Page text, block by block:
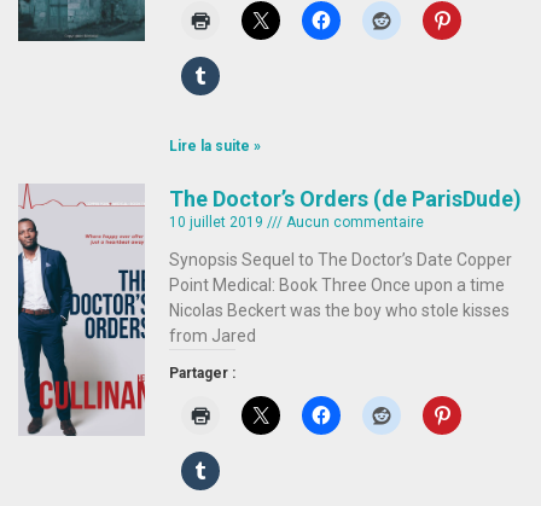
Lire la suite »
The Doctor’s Orders (de ParisDude)
10 juillet 2019 Aucun commentaire
Synopsis Sequel to The Doctor’s Date Copper
Point Medical: Book Three Once upon a time
Nicolas Beckert was the boy who stole kisses
from Jared
Partager :